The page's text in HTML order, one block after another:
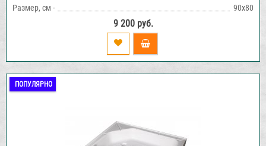
Размер, см - 90х80
9 200 руб.
ПОПУЛЯРНО